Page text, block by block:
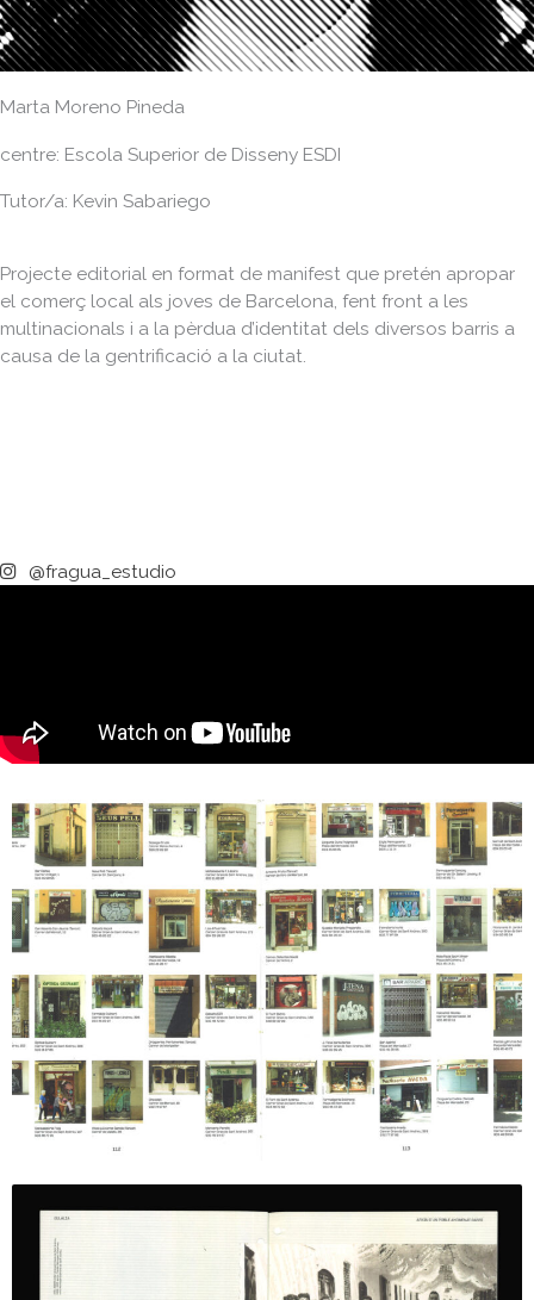
Marta Moreno Pineda
centre: Escola Superior de Disseny ESDI
Tutor/a: Kevin Sabariego
Projecte editorial en format de manifest que pretén apropar
el comerç local als joves de Barcelona, fent front a les
multinacionals i a la pèrdua d’identitat dels diversos barris a
causa de la gentrificació a la ciutat.
@fragua_estudio